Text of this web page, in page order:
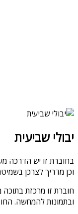
יבולי שביעית
בחוברת זו יש הדרכה
וכן מדריך לצרכן
חוברת זו מרכזת
ובתמונות להמחשה.